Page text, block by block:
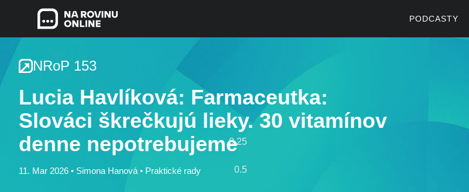
PODCASTY
NRoP 153
Lucia Havlíková: Farmaceutka:
Slováci škrečkujú lieky. 30 vitamínov
denne nepotrebujeme
11. Mar 2026 • Simona Hanová• Praktické rady
0.25
0.5